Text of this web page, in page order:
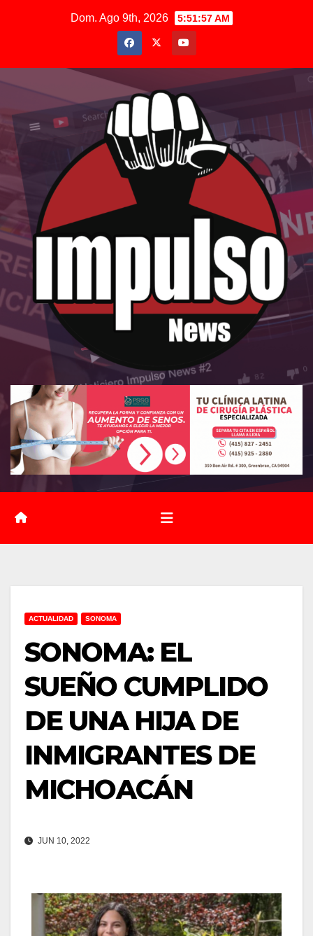
Dom. Ago 9th, 2026 5:51:58 AM
ACTUALIDAD SONOMA
SONOMA: EL
SUEÑO CUMPLIDO
DE UNA HIJA DE
INMIGRANTES DE
MICHOACÁN
JUN 10, 2022